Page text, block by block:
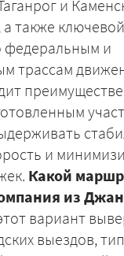
и
также
и
трассам
и
Какой
из
вариант
выездов,